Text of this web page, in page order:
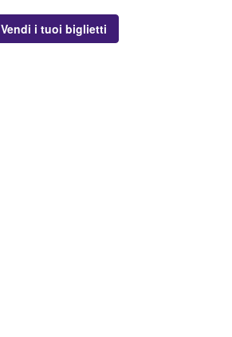
Vendi i tuoi biglietti